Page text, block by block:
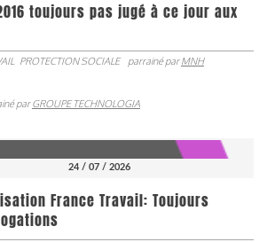
toujours pas jugé à ce jour aux
PROTECTION SOCIALE parrainé parMNH
parGROUPE TECHNOLOGIA
24 / 07 / 2026
France Travail: Toujours